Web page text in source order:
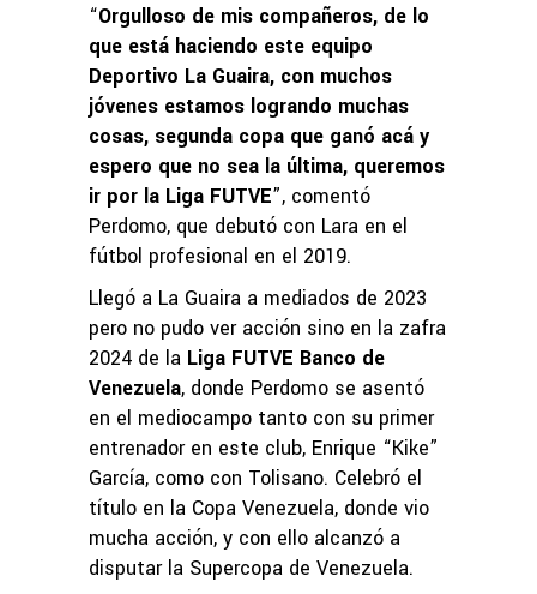
“Orgulloso de mis compañeros, de lo
que está haciendo este equipo
Deportivo La Guaira, con muchos
jóvenes estamos logrando muchas
cosas, segunda copa que ganó acá y
espero que no sea la última, queremos
ir por la Liga FUTVE”, comentó
Perdomo, que debutó con Lara en el
fútbol profesional en el 2019.
Llegó a La Guaira a mediados de 2023
pero no pudo ver acción sino en la zafra
2024 de la Liga FUTVE Banco de
Venezuela, donde Perdomo se asentó
en el mediocampo tanto con su primer
entrenador en este club, Enrique “Kike”
García, como con Tolisano. Celebró el
título en la Copa Venezuela, donde vio
mucha acción, y con ello alcanzó a
disputar la Supercopa de Venezuela.